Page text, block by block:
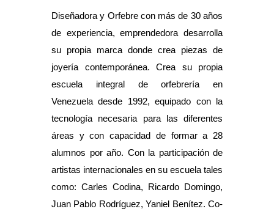
Diseñadora y Orfebre con más de 30 años
de experiencia, emprendedora desarrolla
su propia marca donde crea piezas de
joyería contemporánea. Crea su propia
escuela integral de orfebrería en
Venezuela desde 1992, equipado con la
tecnología necesaria para las diferentes
áreas y con capacidad de formar a 28
alumnos por año. Con la participación de
artistas internacionales en su escuela tales
como: Carles Codina, Ricardo Domingo,
Juan Pablo Rodríguez, Yaniel Benítez. Co-